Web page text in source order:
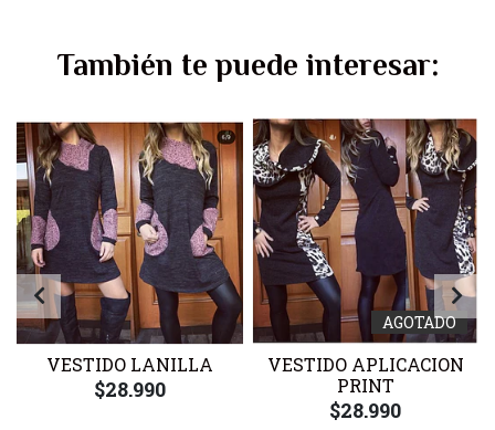
También te puede interesar:
VESTIDO LANILLA
$28.990
AGOTADO
VESTIDO APLICACION
PRINT
$28.990